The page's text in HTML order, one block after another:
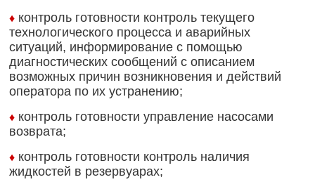
♦ контроль готовности контроль текущего
технологического процесса и аварийных
ситуаций, информирование с помощью
диагностических сообщений с описанием
возможных причин возникновения и действий
оператора по их устранению;
♦ контроль готовности управление насосами
возврата;
♦ контроль готовности контроль наличия
жидкостей в резервуарах;